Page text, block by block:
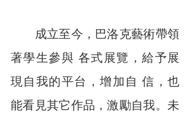
成立至今，巴洛克藝術帶領
著學生參與 各式展覽，給予展
現自我的平台，增加自 信，也
能看見其它作品，激勵自我。未